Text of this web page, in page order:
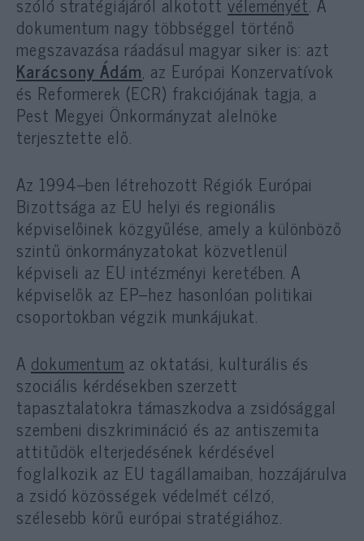
dokumentum nagy többséggel történő
megszavazása ráadásul magyar siker is: azt
Karácsony Ádám, az Európai Konzervatívok
és Reformerek (ECR) frakciójának tagja, a
Pest Megyei Önkormányzat alelnöke
terjesztette elő.
Az 1994–ben létrehozott Régiók Európai
Bizottsága az EU helyi és regionális
képviselőinek közgyűlése, amely a különböző
szintű önkormányzatokat közvetlenül
képviseli az EU intézményi keretében. A
képviselők az EP–hez hasonlóan politikai
csoportokban végzik munkájukat.
A dokumentum az oktatási, kulturális és
szociális kérdésekben szerzett
tapasztalatokra támaszkodva a zsidósággal
szembeni diszkrimináció és az antiszemita
attitűdök elterjedésének kérdésével
foglalkozik az EU tagállamaiban, hozzájárulva
a zsidó közösségek védelmét célzó,
szélesebb körű európai stratégiához.